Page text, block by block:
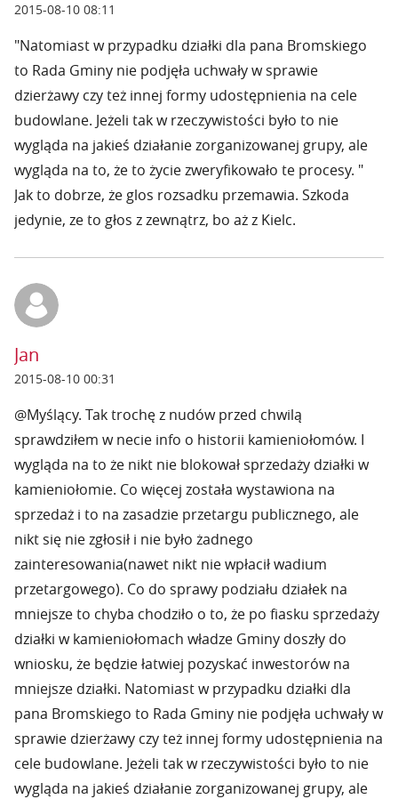
2015-08-10 08:11
"Natomiast w przypadku działki dla pana Bromskiego
to Rada Gminy nie podjęła uchwały w sprawie
dzierżawy czy też innej formy udostępnienia na cele
budowlane. Jeżeli tak w rzeczywistości było to nie
wygląda na jakieś działanie zorganizowanej grupy, ale
wygląda na to, że to życie zweryfikowało te procesy. "
Jak to dobrze, że glos rozsadku przemawia. Szkoda
jedynie, ze to głos z zewnątrz, bo aż z Kielc.
Jan
2015-08-10 00:31
@Myślący. Tak trochę z nudów przed chwilą
sprawdziłem w necie info o historii kamieniołomów. I
wygląda na to że nikt nie blokował sprzedaży działki w
kamieniołomie. Co więcej została wystawiona na
sprzedaż i to na zasadzie przetargu publicznego, ale
nikt się nie zgłosił i nie było żadnego
zainteresowania(nawet nikt nie wpłacił wadium
przetargowego). Co do sprawy podziału działek na
mniejsze to chyba chodziło o to, że po fiasku sprzedaży
działki w kamieniołomach władze Gminy doszły do
wniosku, że będzie łatwiej pozyskać inwestorów na
mniejsze działki. Natomiast w przypadku działki dla
pana Bromskiego to Rada Gminy nie podjęła uchwały w
sprawie dzierżawy czy też innej formy udostępnienia na
cele budowlane. Jeżeli tak w rzeczywistości było to nie
wygląda na jakieś działanie zorganizowanej grupy, ale